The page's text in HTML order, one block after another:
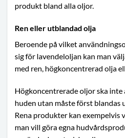
produkt bland alla oljor.
Ren eller utblandad olja
Beroende på vilket
sig för lavendeloljan kan man
med ren, högkoncentrerad olja
Högkoncentrerade oljor ska inte
huden utan måste först blandas
Rena produkter kan exempelvis
man vill göra egna